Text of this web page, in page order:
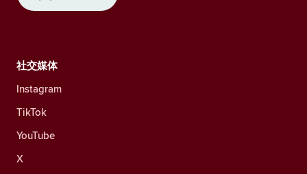
社交媒体
Instagram
TikTok
YouTube
X